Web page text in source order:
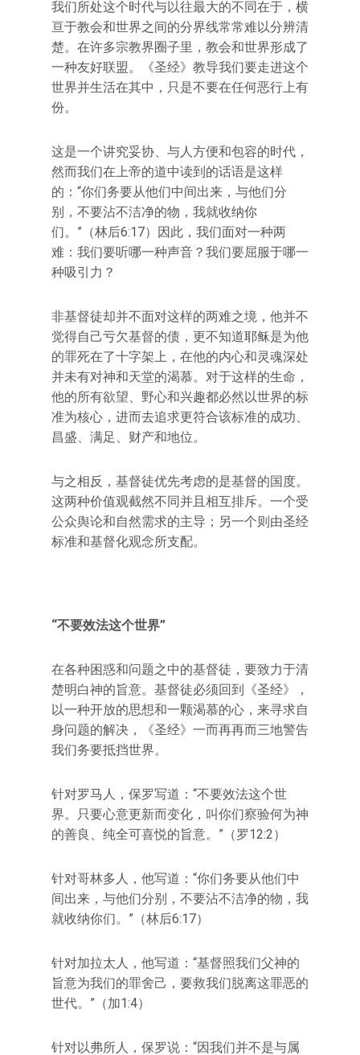
我们所处这个时代与以往最大的不同在于，横
亘于教会和世界之间的分界线常常难以分辨清
楚。在许多宗教界圈子里，教会和世界形成了
一种友好联盟。《圣经》教导我们要走进这个
世界并生活在其中，只是不要在任何恶行上有
份。
这是一个讲究妥协、与人方便和包容的时代，
然而我们在上帝的道中读到的话语是这样
的：“你们务要从他们中间出来，与他们分
别，不要沾不洁净的物，我就收纳你
们。”（林后6:17）因此，我们面对一种两
难：我们要听哪一种声音？我们要屈服于哪一
种吸引力？
非基督徒却并不面对这样的两难之境，他并不
觉得自己亏欠基督的债，更不知道耶稣是为他
的罪死在了十字架上，在他的内心和灵魂深处
并未有对神和天堂的渴慕。对于这样的生命，
他的所有欲望、野心和兴趣都必然以世界的标
准为核心，进而去追求更符合该标准的成功、
昌盛、满足、财产和地位。
与之相反，基督徒优先考虑的是基督的国度。
这两种价值观截然不同并且相互排斥。一个受
公众舆论和自然需求的主导；另一个则由圣经
标准和基督化观念所支配。
“不要效法这个世界”
在各种困惑和问题之中的基督徒，要致力于清
楚明白神的旨意。基督徒必须回到《圣经》，
以一种开放的思想和一颗渴慕的心，来寻求自
身问题的解决，《圣经》一而再再而三地警告
我们务要抵挡世界。
针对罗马人，保罗写道：“不要效法这个世
界。只要心意更新而变化，叫你们察验何为神
的善良、纯全可喜悦的旨意。”（罗12:2）
针对哥林多人，他写道：“你们务要从他们中
间出来，与他们分别，不要沾不洁净的物，我
就收纳你们。”（林后6:17）
针对加拉太人，他写道：“基督照我们父神的
旨意为我们的罪舍己，要救我们脱离这罪恶的
世代。”（加1:4）
针对以弗所人，保罗说：“因我们并不是与属